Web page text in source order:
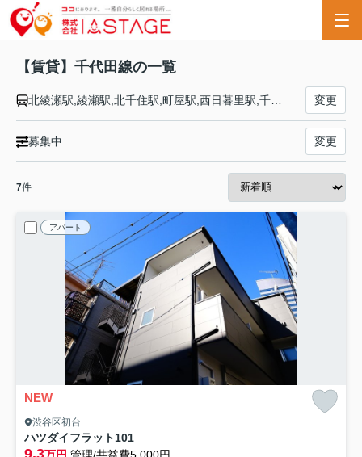
【賃貸】千代田線の一覧
変更
募集中 変更
7件
アパート
NEW
渋谷区初台
ハツダイフラット101